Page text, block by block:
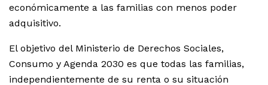
económicamente a las familias con menos poder
adquisitivo.
El objetivo del Ministerio de Derechos Sociales,
Consumo y Agenda 2030 es que todas las familias,
independientemente de su renta o su situación